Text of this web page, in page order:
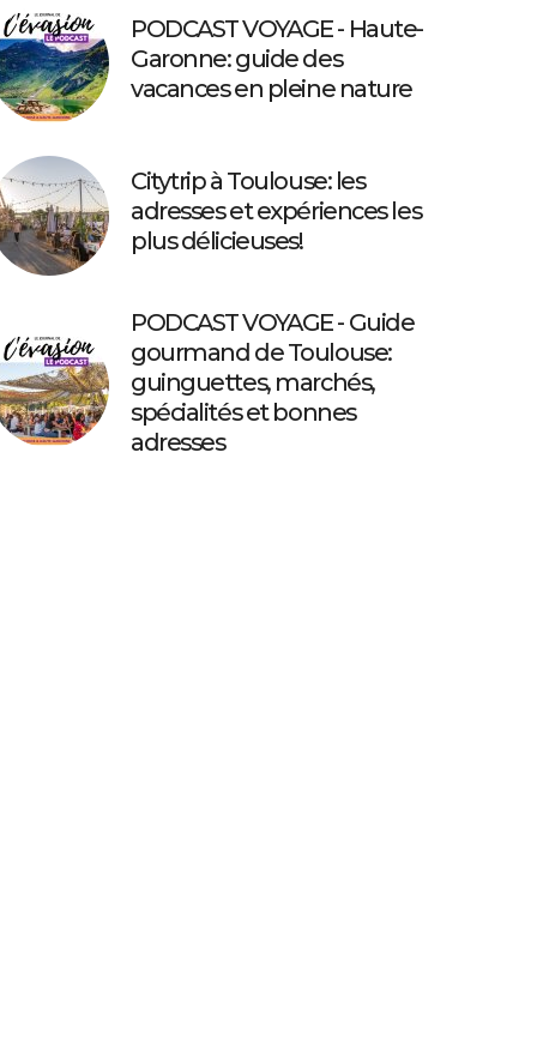
PODCAST VOYAGE - Haute-
Garonne: guide des
vacances en pleine nature
Citytrip à Toulouse: les
adresses et expériences les
plus délicieuses!
PODCAST VOYAGE - Guide
gourmand de Toulouse:
guinguettes, marchés,
spécialités et bonnes
adresses